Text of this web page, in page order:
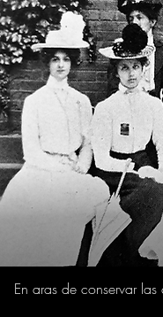
En aras de conservar